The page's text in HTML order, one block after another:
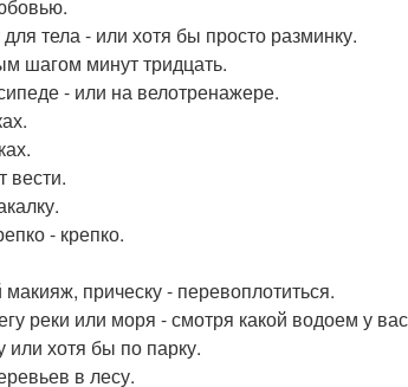
тела - или хотя бы просто разминку.
шагом минут тридцать.
- или на велотренажере.
вести.
- крепко.
прическу - перевоплотиться.
реки или моря - смотря какой водоем у
или хотя бы по парку.
в лесу.